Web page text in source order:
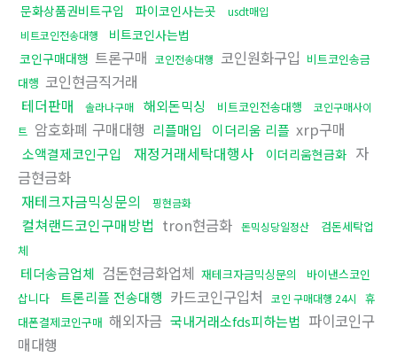
문화상품권비트구입 파이코인사는곳
usdt매입
비트코인전송대행
비트코인사는법
코인구매대행 트론구매 코인전송대행 코인원화구입 비트코인송금
대행 코인현금직거래
테더판매
솔라나구매 해외돈믹싱 비트코인전송대행
코인구매사이
트 암호화폐 구매대행 리플매입 이더리움 리플 xrp구매
소액결제코인구입 재정거래세탁대행사 이더리움현금화 자
금현금화
재테크자금믹싱문의
핑현금화
컬쳐랜드코인구매방법 tron현금화 돈믹싱당일정산
검돈세탁업
체
테더송금업체 검돈현금화업체 재테크자금믹싱문의
바이낸스코인
삽니다
트론리플 전송대행 카드코인구입처 코인 구매대행 24시
휴
대폰결제코인구매 해외자금 국내거래소fds피하는법 파이코인구
매대행